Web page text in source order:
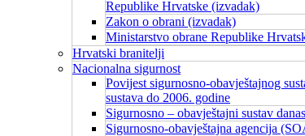
Republike Hrvatske (izvadak)
Zakon o obrani (izvadak)
Ministarstvo obrane Republike
Hrvatski branitelji
Nacionalna sigurnost
Povijest sigurnosno-obavještajnog
sustava do 2006. godine
Sigurnosno – obavještajni sustav danas
Sigurnosno-obavještajna agencija